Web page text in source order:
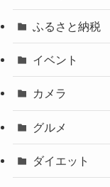
ふるさと納税
イベント
カメラ
グルメ
ダイエット